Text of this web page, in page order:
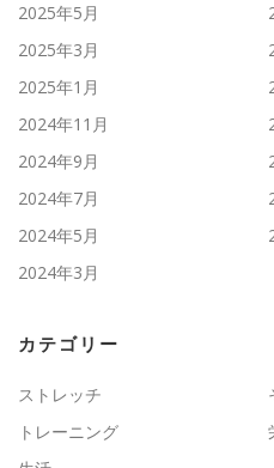
2025年5月
2025年3月
2025年1月
2024年11月
2024年9月
2024年7月
2024年5月
2024年3月
カテゴリー
ストレッチ
トレーニング